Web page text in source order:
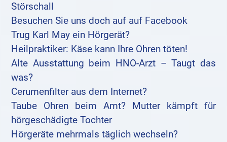
Störschall
Besuchen Sie uns doch auf auf Facebook
Trug Karl May ein Hörgerät?
Heilpraktiker: Käse kann Ihre Ohren töten!
Alte Ausstattung beim HNO-Arzt – Taugt das
was?
Cerumenfilter aus dem Internet?
Taube Ohren beim Amt? Mutter kämpft für
hörgeschädigte Tochter
Hörgeräte mehrmals täglich wechseln?